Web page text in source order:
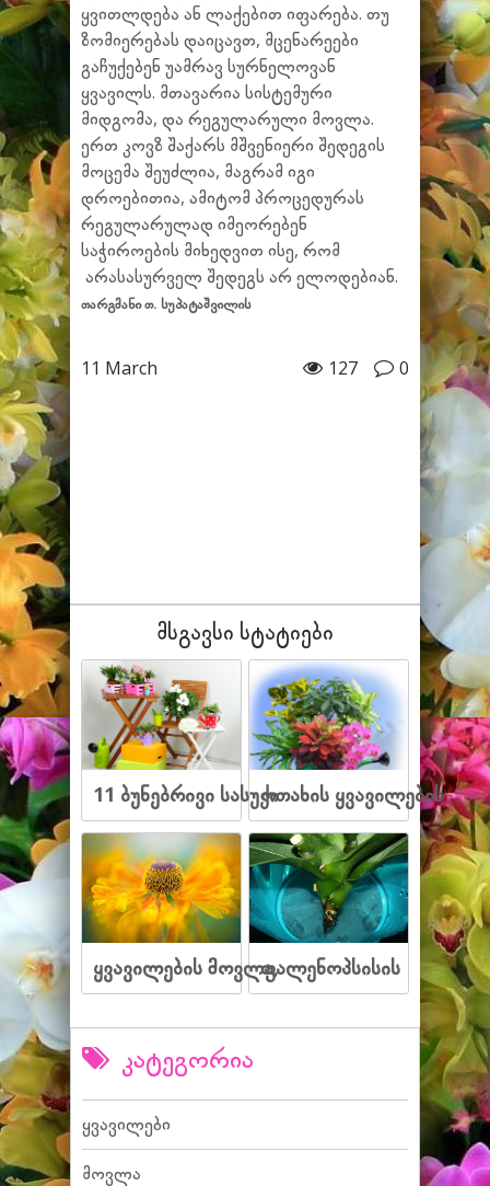
ყვითლდება ან ლაქებით იფარება. თუ
ზომიერებას დაიცავთ, მცენარეები
გაჩუქებენ უამრავ სურნელოვან
ყვავილს. მთავარია სისტემური
მიდგომა, და რეგულარული მოვლა.
ერთ კოვზ შაქარს მშვენიერი შედეგის
მოცემა შეუძლია, მაგრამ იგი
დროებითია, ამიტომ პროცედურას
რეგულარულად იმეორებენ
საჭიროების მიხედვით ისე, რომ
არასასურველ შედეგს არ ელოდებიან.
თარგმანი თ. სუპატაშვილის
11 March 0
127
მსგავსი სტატიები
11 ბუნებრივი სასუქიოთახის ყვავილების
ყვავილების მოვლა,ფალენოპსისის
კატეგორია
ყვავილები
მოვლა